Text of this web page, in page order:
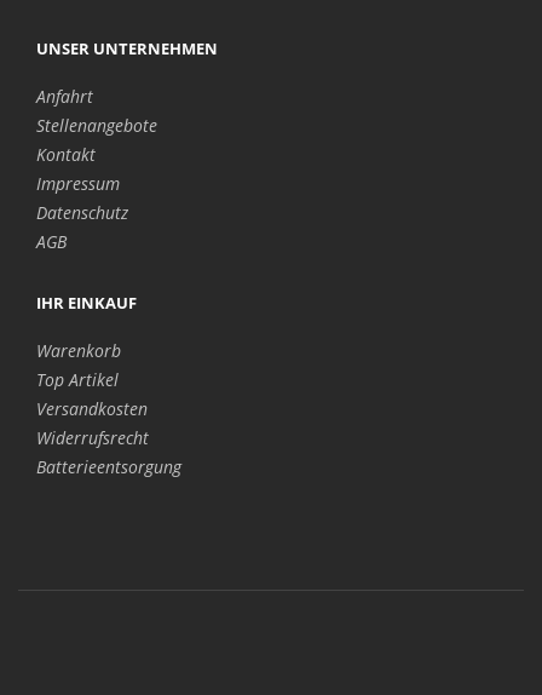
UNSER UNTERNEHMEN
Anfahrt
Stellenangebote
Kontakt
Impressum
Datenschutz
AGB
IHR EINKAUF
Warenkorb
Top Artikel
Versandkosten
Widerrufsrecht
Batterieentsorgung